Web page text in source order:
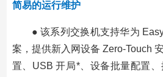
简易的运行维护
● 该系列交换机支持华为
案，提供新入网设备 Zero-Touch
置、USB 开局*、设备批量配置、